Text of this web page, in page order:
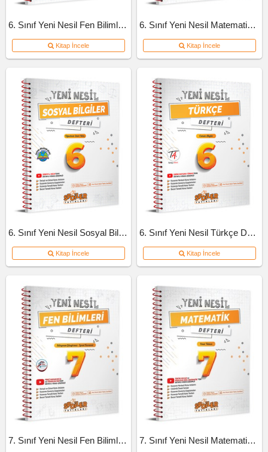
6. Sınıf Yeni Nesil Fen Bilimleri Defteri
Kitap İncele
6. Sınıf Yeni Nesil Matematik Defteri
Kitap İncele
6. Sınıf Yeni Nesil Sosyal Bilgiler Defteri
Kitap İncele
6. Sınıf Yeni Nesil Türkçe Defteri
Kitap İncele
7. Sınıf Yeni Nesil Fen Bilimleri Defteri 7. Sınıf Yeni Nesil Matematik Defteri